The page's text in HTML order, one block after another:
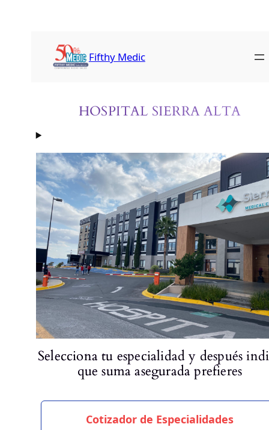
contenido
Fifthy Medic
HOSPITAL SIERRA ALTA
Selecciona tu especialidad y después
que suma asegurada prefieres